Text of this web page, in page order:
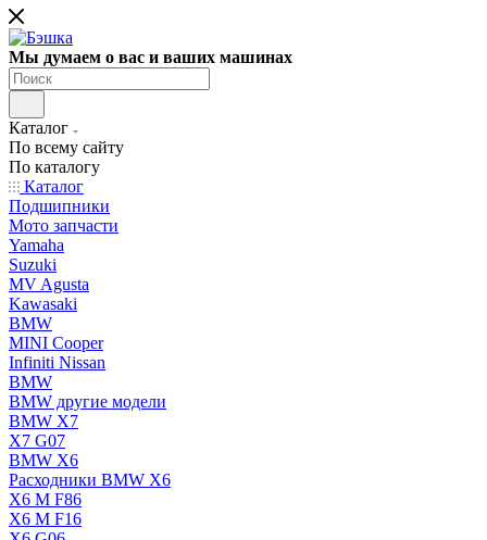
Мы думаем о вас и ваших машинах
Каталог
По всему сайту
По каталогу
Каталог
Подшипники
Мото запчасти
Yamaha
Suzuki
MV Agusta
Kawasaki
BMW
MINI Cooper
Infiniti Nissan
BMW
BMW другие модели
BMW X7
X7 G07
BMW X6
Расходники BMW X6
X6 M F86
X6 M F16